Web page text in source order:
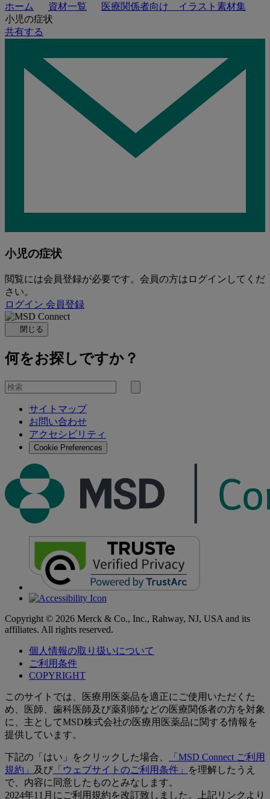
ホーム
資材一覧
医療関係者向け イラスト素材集
小児の症状
共有する
小児の症状
閲覧には会員登録が必要です。会員の方はログインしてくだ
さい。
ログイン 会員登録
閉じる
何をお探しですか？
を
検
サイトマップ
お問い合わせ
アクセシビリティ
Cookie Preferences
Copyright © 2026 Merck & Co., Inc., Rahway, NJ, USA and its
affiliates. All rights reserved.
個人情報の取り扱いについて
ご利用条件
COPYRIGHT
このサイトでは、医療用医薬品を適正にご使用いただくた
め、医師、歯科医師及び薬剤師などの医療関係者の方を対象
に、主としてMSD株式会社の医療用医薬品に関する情報を
提供しています。
下記の「はい」をクリックした場合、
「MSD Connect ご利用
規約」
及び 「ウェブサイトのご利用条件」
を理解したうえ
で、内容に同意したものとみなします。
2024年11月にご利用規約を改訂致しました。上記リンクより